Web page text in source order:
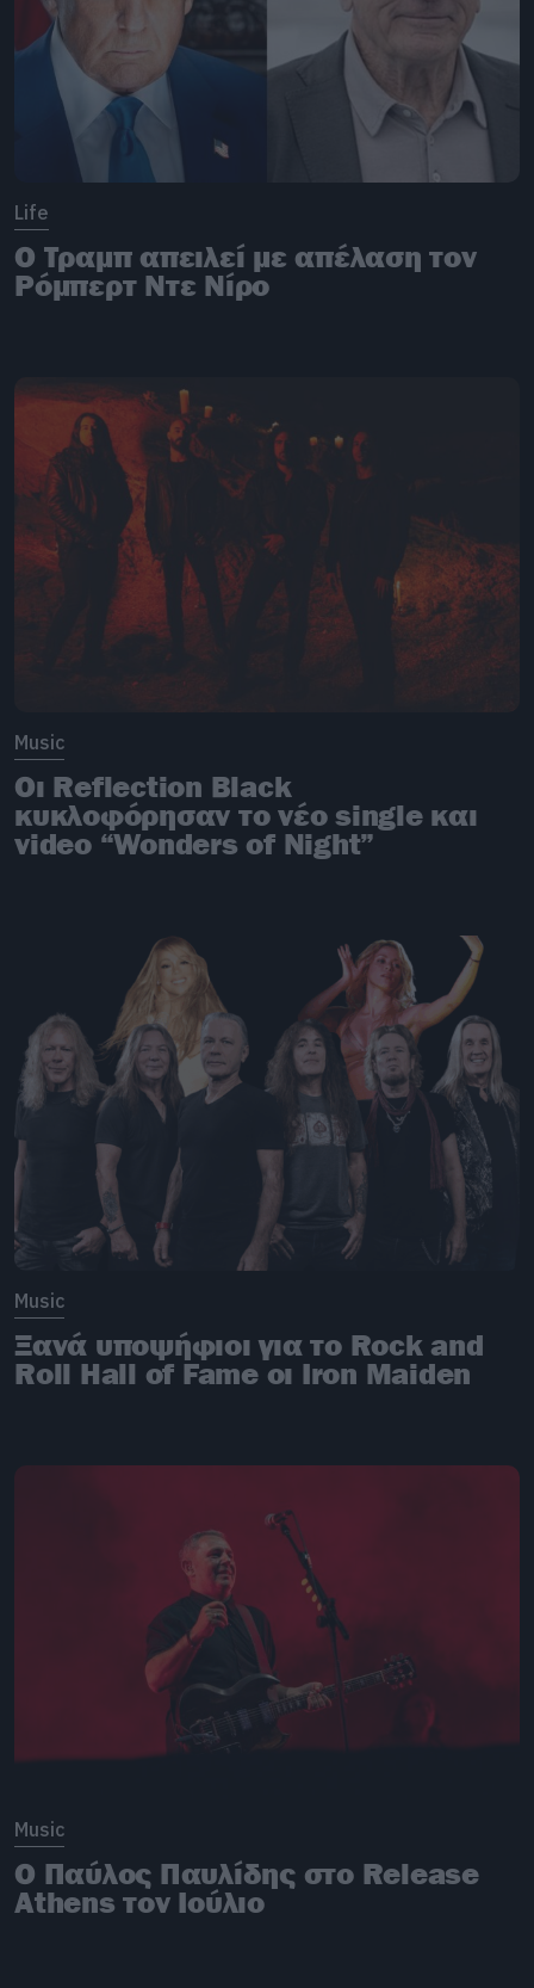
Life
Ο Τραμπ απειλεί με απέλαση τον
Ρόμπερτ Ντε Νίρο
Music
Οι Reflection Black
κυκλοφόρησαν το νέο single και
video “Wonders of Night”
Music
Ξανά υποψήφιοι για το Rock and
Roll Hall of Fame οι Iron Maiden
Music
Ο Παύλος Παυλίδης στο Release
Athens τον Ιούλιο